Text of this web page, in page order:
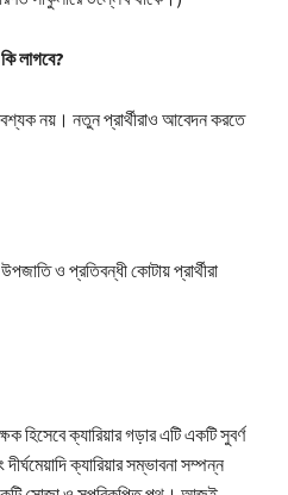
লাগবে?
নয়। নতুন প্রার্থীরাও আবেদন করতে
ও প্রতিবন্ধী কোটায় প্রার্থীরা
হিসেবে ক্যারিয়ার গড়ার এটি একটি সুবর্ণ
ক্যারিয়ার সম্ভাবনা সম্পন্ন